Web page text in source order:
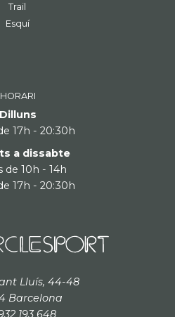
Trail
Esquí
HORARI
Dilluns
17h - 20:30h
a dissabte
de 10h - 14h
17h - 20:30h
Lluís, 44-48
Barcelona
193 648